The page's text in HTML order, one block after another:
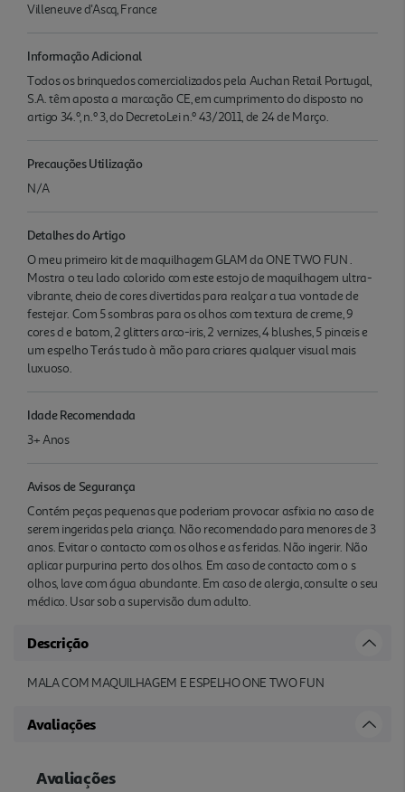
Villeneuve d'Ascq, France
Informação Adicional
Todos os brinquedos comercializados pela Auchan Retail Portugal,
S.A. têm aposta a marcação CE, em cumprimento do disposto no
artigo 34.º, n.º 3, do DecretoLei n.º 43/2011, de 24 de Março.
Precauções Utilização
N/A
Detalhes do Artigo
O meu primeiro kit de maquilhagem GLAM da ONE TWO FUN .
Mostra o teu lado colorido com este estojo de maquilhagem ultra-
vibrante, cheio de cores divertidas para realçar a tua vontade de
festejar. Com 5 sombras para os olhos com textura de creme, 9
cores d e batom, 2 glitters arco-iris, 2 vernizes, 4 blushes, 5 pinceis e
um espelho Terás tudo à mão para criares qualquer visual mais
luxuoso.
Idade Recomendada
3+ Anos
Avisos de Segurança
Contém peças pequenas que poderiam provocar asfixia no caso de
serem ingeridas pela criança. Não recomendado para menores de 3
anos. Evitar o contacto com os olhos e as feridas. Não ingerir. Não
aplicar purpurina perto dos olhos. Em caso de contacto com o s
olhos, lave com água abundante. Em caso de alergia, consulte o seu
médico. Usar sob a supervisão dum adulto.
Descrição
MALA COM MAQUILHAGEM E ESPELHO ONE TWO FUN
Avaliações